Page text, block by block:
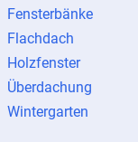
Fensterbänke
Flachdach
Holzfenster
Überdachung
Wintergarten